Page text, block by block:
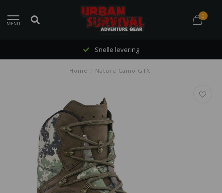
MENU
0
Snelle levering
Home Nature Camo GTX